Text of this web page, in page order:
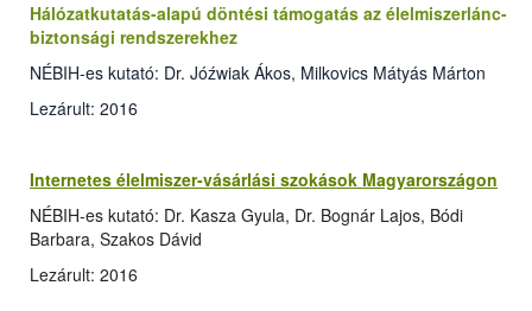
Hálózatkutatás-alapú döntési támogatás az élelmiszerlánc-
biztonsági rendszerekhez
NÉBIH-es kutató: Dr. Jóźwiak Ákos, Milkovics Mátyás Márton
Lezárult: 2016
Internetes élelmiszer-vásárlási szokások Magyarországon
NÉBIH-es kutató: Dr. Kasza Gyula, Dr. Bognár Lajos, Bódi
Barbara, Szakos Dávid
Lezárult: 2016